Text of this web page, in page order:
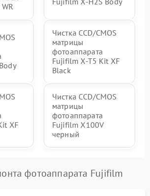
Чистка CCD/CMOS
матрицы
фотоаппарата
Fujifilm X-T5 Kit XF
Black
XF
Чистка CCD/CMOS
матрицы
фотоаппарата
Fujifilm X100V
черный
фотоаппарата Fujifilm